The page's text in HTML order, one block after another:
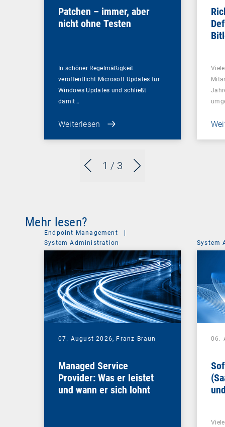
1 / 3
Patchen – immer, aber
nicht ohne Testen
In schöner Regelmäßigkeit
veröffentlicht Microsoft Updates für
Windows Updates und schließt
damit…
Weiterlesen
Mehr lesen?
Endpoint Management
System Administration
07. August 2026, Franz Braun
Managed Service
Provider: Was er leistet
und wann er sich lohnt
System
06.